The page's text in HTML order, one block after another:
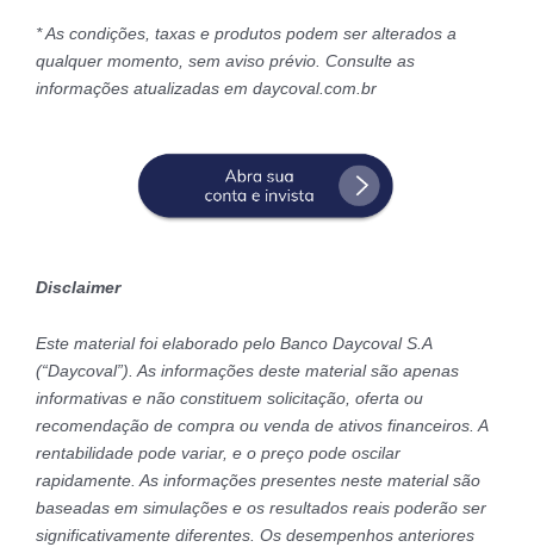
* As condições, taxas e produtos podem ser alterados a
qualquer momento, sem aviso prévio. Consulte as
informações atualizadas em daycoval.com.br
Disclaimer
Este material foi elaborado pelo Banco Daycoval S.A
(“Daycoval”). As informações deste material são apenas
informativas e não constituem solicitação, oferta ou
recomendação de compra ou venda de ativos financeiros. A
rentabilidade pode variar, e o preço pode oscilar
rapidamente. As informações presentes neste material são
baseadas em simulações e os resultados reais poderão ser
significativamente diferentes. Os desempenhos anteriores